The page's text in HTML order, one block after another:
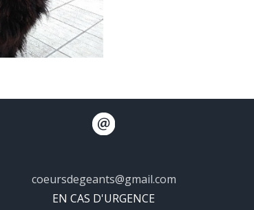
coeursdegeants@gmail.com
EN CAS D'URGENCE